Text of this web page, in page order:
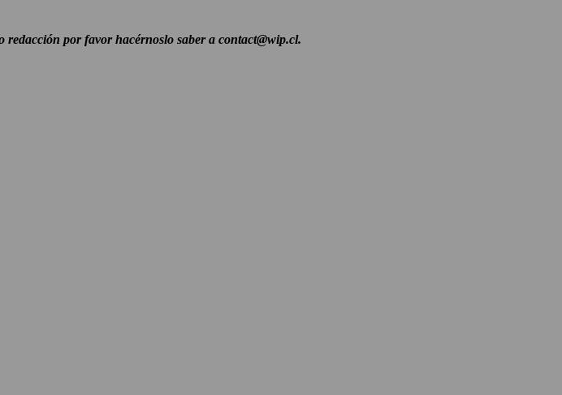
redacción por favor hacérnoslo saber a contact@wip.cl.